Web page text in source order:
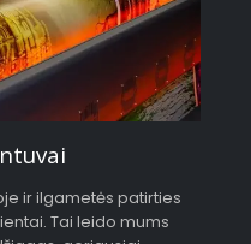
ir ilgametės patirties
Tai leido mums